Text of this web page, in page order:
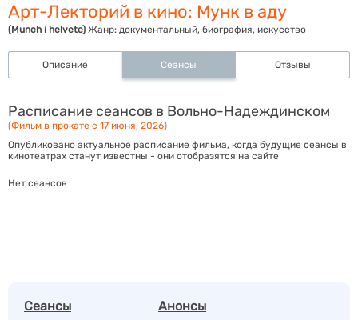
Арт-Лекторий в кино: Мунк в аду
(Munch i helvete) Жанр: документальный, биография, искусство
Описание Сеансы Отзывы
Расписание сеансов в Вольно-Надеждинском
(Фильм в прокате с 17 июня, 2026)
Опубликовано актуальное расписание фильма, когда будущие сеансы в
кинотеатрах станут известны - они отобразятся на сайте
Нет сеансов
Сеансы Анонсы